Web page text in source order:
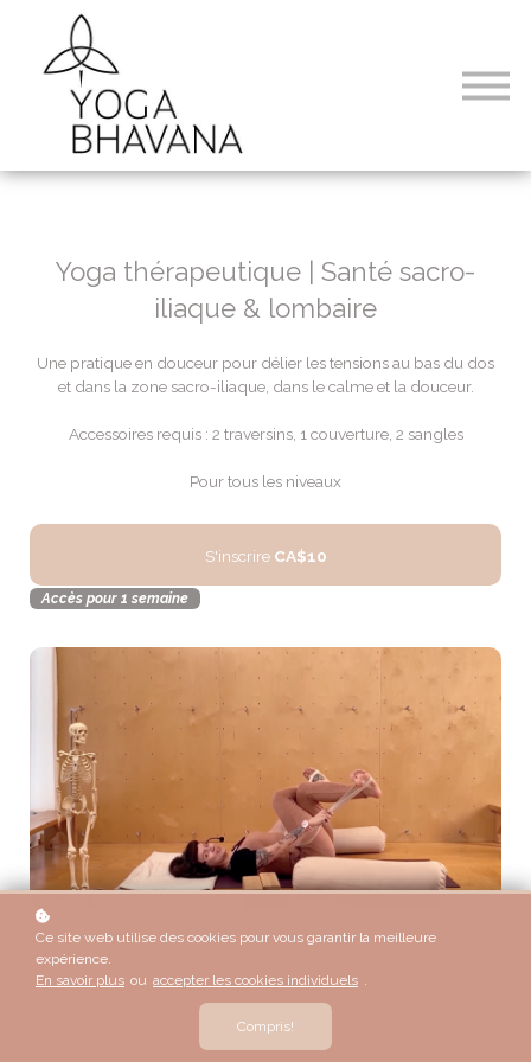
Yoga thérapeutique | Santé sacro-
iliaque & lombaire
Une pratique en douceur pour délier les tensions au bas du dos
et dans la zone sacro-iliaque, dans le calme et la douceur.
Accessoires requis : 2 traversins, 1 couverture, 2 sangles
Pour tous les niveaux
S'inscrire CA$10
Accès pour 1 semaine
Ce site web utilise des cookies pour vous garantir la meilleure
expérience.
En savoir plus ou accepter les cookies individuels .
Compris!